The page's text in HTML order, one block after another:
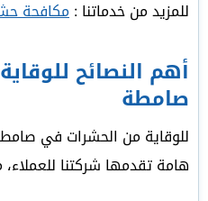
للمزيد من خدماتنا :مكافحة
أهم النصائح
صامطة
للوقاية من الحشرات في
هامة تقدمها شركتنا